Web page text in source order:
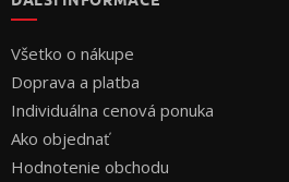
Všetko o nákupe
Doprava a platba
Individuálna cenová ponuka
Ako objednať
Hodnotenie obchodu